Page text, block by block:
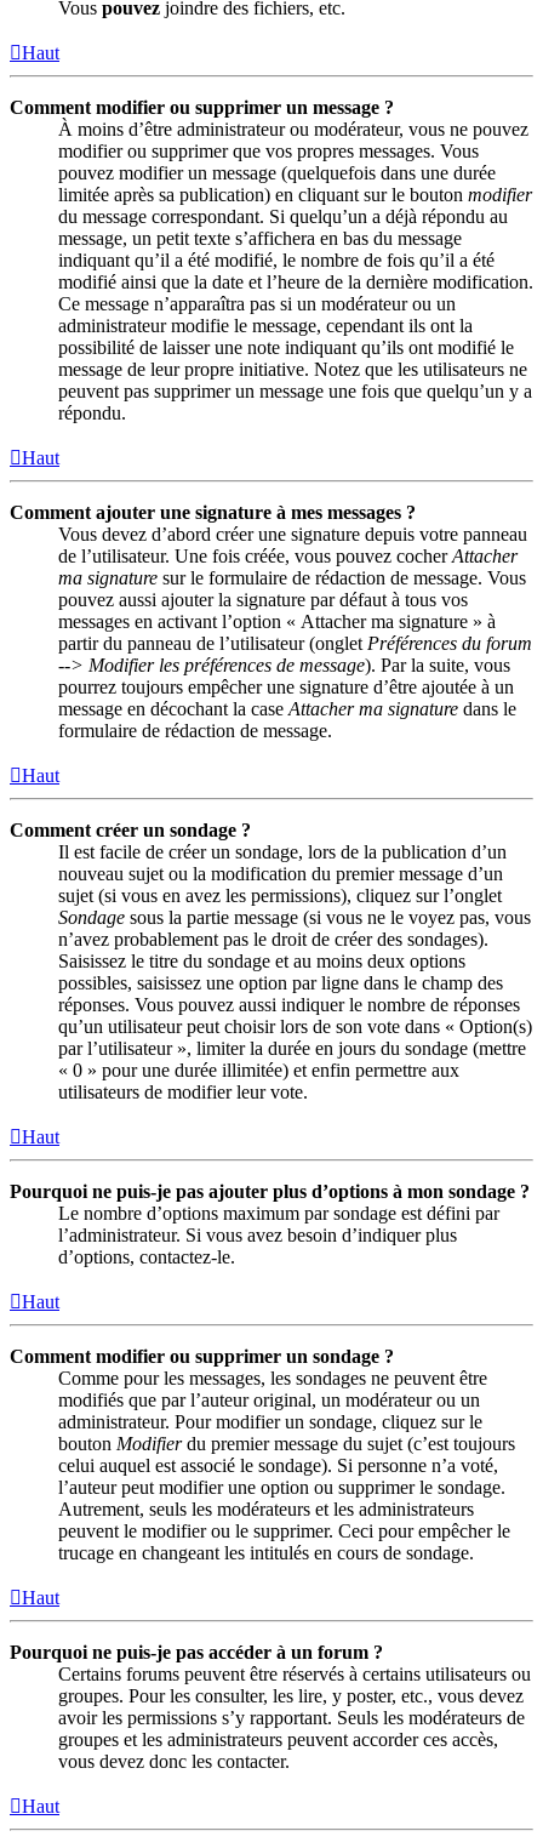
Vous pouvez joindre des fichiers, etc.
Haut
Comment modifier ou supprimer un message ?
À moins d’être administrateur ou modérateur, vous ne pouvez
modifier ou supprimer que vos propres messages. Vous
pouvez modifier un message (quelquefois dans une durée
limitée après sa publication) en cliquant sur le bouton modifier
du message correspondant. Si quelqu’un a déjà répondu au
message, un petit texte s’affichera en bas du message
indiquant qu’il a été modifié, le nombre de fois qu’il a été
modifié ainsi que la date et l’heure de la dernière modification.
Ce message n’apparaîtra pas si un modérateur ou un
administrateur modifie le message, cependant ils ont la
possibilité de laisser une note indiquant qu’ils ont modifié le
message de leur propre initiative. Notez que les utilisateurs ne
peuvent pas supprimer un message une fois que quelqu’un y a
répondu.
Haut
Comment ajouter une signature à mes messages ?
Vous devez d’abord créer une signature depuis votre panneau
de l’utilisateur. Une fois créée, vous pouvez cocherAttacher
ma signature sur le formulaire de rédaction de message. Vous
pouvez aussi ajouter la signature par défaut à tous vos
messages en activant l’option « Attacher ma signature » à
partir du panneau de l’utilisateur (onglet Préférences du forum
--> Modifier les préférences de message). Par la suite, vous
pourrez toujours empêcher une signature d’être ajoutée à un
message en décochant la case Attacher ma signature dans le
formulaire de rédaction de message.
Haut
Comment créer un sondage ?
Il est facile de créer un sondage, lors de la publication d’un
nouveau sujet ou la modification du premier message d’un
sujet (si vous en avez les permissions), cliquez sur l’onglet
Sondage sous la partie message (si vous ne le voyez pas, vous
n’avez probablement pas le droit de créer des sondages).
Saisissez le titre du sondage et au moins deux options
possibles, saisissez une option par ligne dans le champ des
réponses. Vous pouvez aussi indiquer le nombre de réponses
qu’un utilisateur peut choisir lors de son vote dans « Option(s)
par l’utilisateur », limiter la durée en jours du sondage (mettre
« 0 » pour une durée illimitée) et enfin permettre aux
utilisateurs de modifier leur vote.
Haut
Pourquoi ne puis-je pas ajouter plus d’options à mon sondage ?
Le nombre d’options maximum par sondage est défini par
l’administrateur. Si vous avez besoin d’indiquer plus
d’options, contactez-le.
Haut
Comment modifier ou supprimer un sondage ?
Comme pour les messages, les sondages ne peuvent être
modifiés que par l’auteur original, un modérateur ou un
administrateur. Pour modifier un sondage, cliquez sur le
bouton Modifierdu premier message du sujet (c’est toujours
celui auquel est associé le sondage). Si personne n’a voté,
l’auteur peut modifier une option ou supprimer le sondage.
Autrement, seuls les modérateurs et les administrateurs
peuvent le modifier ou le supprimer. Ceci pour empêcher le
trucage en changeant les intitulés en cours de sondage.
Haut
Pourquoi ne puis-je pas accéder à un forum ?
Certains forums peuvent être réservés à certains utilisateurs ou
groupes. Pour les consulter, les lire, y poster, etc., vous devez
avoir les permissions s’y rapportant. Seuls les modérateurs de
groupes et les administrateurs peuvent accorder ces accès,
vous devez donc les contacter.
Haut